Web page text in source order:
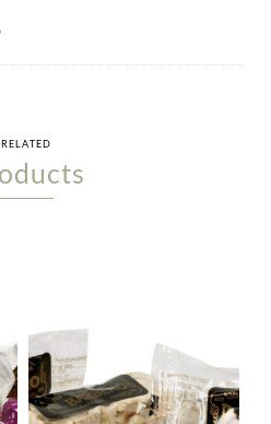
RELATED